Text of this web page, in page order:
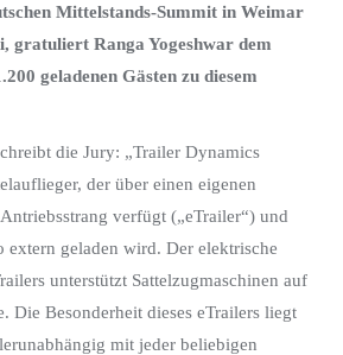
Mittelstands-Summit in Weimar
gratuliert Ranga Yogeshwar dem
geladenen Gästen zu diesem
die Jury: „Trailer Dynamics
der über einen eigenen
verfügt („eTrailer“) und
extern geladen wird. Der elektrische
unterstützt Sattelzugmaschinen auf
Die Besonderheit dieses eTrailers liegt
mit jeder beliebigen